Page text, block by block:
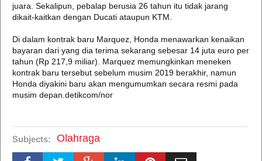
juara. Sekalipun, pebalap berusia 26 tahun itu tidak jarang
dikait-kaitkan dengan Ducati ataupun KTM.
Di dalam kontrak baru Marquez, Honda menawarkan kenaikan
bayaran dari yang dia terima sekarang sebesar 14 juta euro per
tahun (Rp 217,9 miliar). Marquez memungkinkan meneken
kontrak baru tersebut sebelum musim 2019 berakhir, namun
Honda diyakini baru akan mengumumkan secara resmi pada
musim depan.detikcom/nor
Subjects: Olahraga